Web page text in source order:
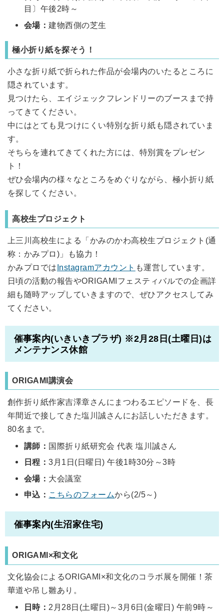
目〕午後2時～
会場：建物西側の芝生
極小折り紙を探そう！
小さな折り紙で折られた作品が会場内のいたるところに
隠されています。
見つけたら、エイジェックフレンドリーのブースまで持
ってきてください。
中にはとても見つけにくい特別な折り紙も隠されていま
す。
そちらを連れてきてくれた方には、特別賞をプレゼン
ト！
ぜひ会場内の様々なところをめぐりながら、極小折り紙
を探してください。
高校生プロジェクト
上三川高校生による「かみのかわ高校生プロジェクト(通
称：かみプロ)」も協力！
かみプロではInstagramアカウント も運営しています。
日頃の活動の報告やORIGAMIフェスティバルでの企画詳
細も随時アップしていきますので、ぜひアクセスしてみ
てください。
催事案内(いきいきプラザ) ※2月28日(土曜日)は
メンテナンス休館
ORIGAMI講演会
創作折り紙作家吉澤章さんにまつわるエピソードを、長
年間近で接してきた塩川誠さんにお話しいただきます。
80名まで。
講師： 国際折り紙研究会 代表 塩川誠さん
日程：3月1日(日曜日) 午後1時30分～3時
会場： 大会議室
申込： こちらのフォームから(2/5～)
催事案内(生沼家住宅)
ORIGAMI×和文化
文化協会によるORIGAMI×和文化のコラボ展を開催！茶
華道や吊し雛あり。
日時： 2月28日(土曜日)～3月6日(金曜日) 午前9時～